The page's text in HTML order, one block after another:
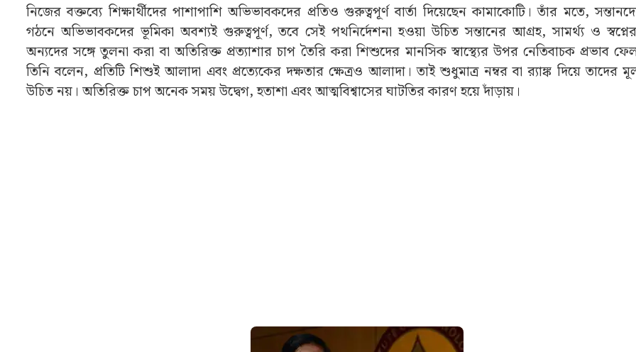
নিজের বক্তব্যে শিক্ষার্থীদের পাশাপাশি অভিভাবকদের প্রতিও গুরুত্বপূর্ণ বার্তা দিয়েছেন কামাকোটি। তাঁর মতে,
গঠনে অভিভাবকদের ভূমিকা অবশ্যই গুরুত্বপূর্ণ, তবে সেই পথনির্দেশনা হওয়া উচিত সন্তানের আগ্রহ, সামর্থ্য ও স্বপ্নের
অন্যদের সঙ্গে তুলনা করা বা অতিরিক্ত প্রত্যাশার চাপ তৈরি করা শিশুদের মানসিক স্বাস্থ্যের উপর নেতিবাচক প্রভাব
তিনি বলেন, প্রতিটি শিশুই আলাদা এবং প্রত্যেকের দক্ষতার ক্ষেত্রও আলাদা। তাই শুধুমাত্র নম্বর বা র‍্যাঙ্ক দিয়ে তাদের
উচিত নয়। অতিরিক্ত চাপ অনেক সময় উদ্বেগ, হতাশা এবং আত্মবিশ্বাসের ঘাটতির কারণ হয়ে দাঁড়ায়।